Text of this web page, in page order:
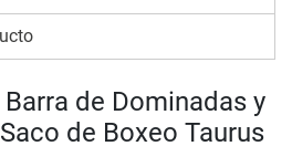
de Dominadas y
de Boxeo Taurus